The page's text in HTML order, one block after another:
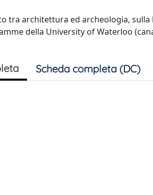
tra architettura ed archeologia, sulla
della University of Waterloo
Scheda completa (DC)